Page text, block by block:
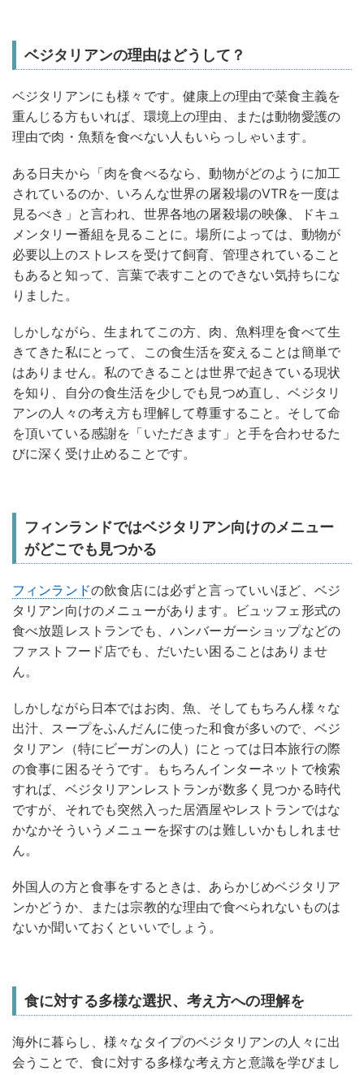
ベジタリアンの理由はどうして？
ベジタリアンにも様々です。健康上の理由で菜食主義を
重んじる方もいれば、環境上の理由、または動物愛護の
理由で肉・魚類を食べない人もいらっしゃいます。
ある日夫から「肉を食べるなら、動物がどのように加工
されているのか、いろんな世界の屠殺場のVTRを一度は
見るべき」と言われ、世界各地の屠殺場の映像、ドキュ
メンタリー番組を見ることに。場所によっては、動物が
必要以上のストレスを受けて飼育、管理されていること
もあると知って、言葉で表すことのできない気持ちにな
りました。
しかしながら、生まれてこの方、肉、魚料理を食べて生
きてきた私にとって、この食生活を変えることは簡単で
はありません。私のできることは世界で起きている現状
を知り、自分の食生活を少しでも見つめ直し、ベジタリ
アンの人々の考え方も理解して尊重すること。そして命
を頂いている感謝を「いただきます」と手を合わせるた
びに深く受け止めることです。
フィンランドではベジタリアン向けのメニュー
がどこでも見つかる
フィンランドの飲食店には必ずと言っていいほど、ベジ
タリアン向けのメニューがあります。ビュッフェ形式の
食べ放題レストランでも、ハンバーガーショップなどの
ファストフード店でも、だいたい困ることはありませ
ん。
しかしながら日本ではお肉、魚、そしてもちろん様々な
出汁、スープをふんだんに使った和食が多いので、ベジ
タリアン（特にビーガンの人）にとっては日本旅行の際
の食事に困るそうです。もちろんインターネットで検索
すれば、ベジタリアンレストランが数多く見つかる時代
ですが、それでも突然入った居酒屋やレストランではな
かなかそういうメニューを探すのは難しいかもしれませ
ん。
外国人の方と食事をするときは、あらかじめベジタリア
ンかどうか、または宗教的な理由で食べられないものは
ないか聞いておくといいでしょう。
食に対する多様な選択、考え方への理解を
海外に暮らし、様々なタイプのベジタリアンの人々に出
会うことで、食に対する多様な考え方と意識を学びまし